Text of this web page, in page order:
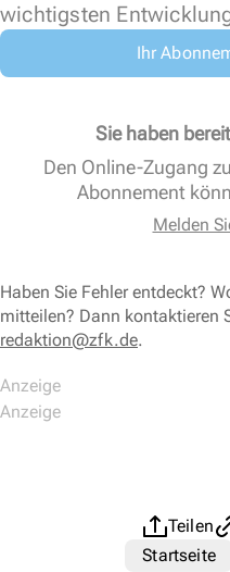
wichtigsten
Ihr
Sie haben
Den Online-Zugang
Abonnement
Melden
Haben Sie Fehler entdeckt?
mitteilen? Dann kontaktieren
redaktion@zfk.de.
Teilen
Startseite